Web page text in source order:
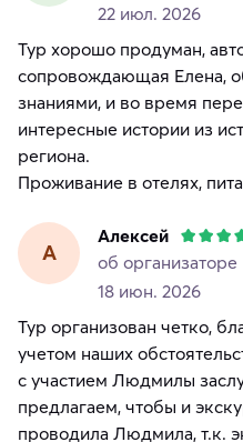
22 июл. 2026
Тур хорошо продуман,
сопровождающая Елена,
знаниями, и во время
интересные истории из
региона.
Проживание в отелях,
А
Алексей
об организаторе
18 июн. 2026
Тур организован четко,
учетом наших
с участием Людмилы
предлагаем, чтобы и
проводила Людмила, т.к.